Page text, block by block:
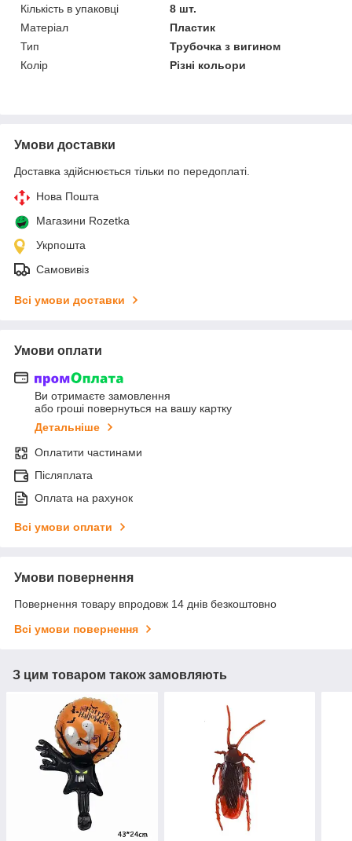
Кількість в упаковці
8 шт.
Матеріал
Пластик
Тип
Трубочка з вигином
Колір
Різні кольори
Умови доставки
Доставка здійснюється тільки по передоплаті.
Нова Пошта
Магазини Rozetka
Укрпошта
Самовивіз
Всі умови доставки
Умови оплати
Ви отримаєте замовлення
або гроші повернуться на вашу картку
Детальніше
Оплатити частинами
Післяплата
Оплата на рахунок
Всі умови оплати
Умови повернення
Повернення товару впродовж 14 днів безкоштовно
Всі умови повернення
З цим товаром також замовляють